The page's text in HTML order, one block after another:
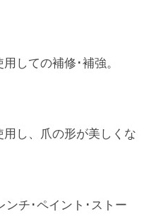
しての補修･補強。
し、爪の形が美しくな
チ･ペイント･ストー